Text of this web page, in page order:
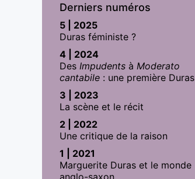
Derniers numéros
5 | 2025
Duras féministe ?
4 | 2024
Des Impudents à Moderato
cantabile : une première Duras
3 | 2023
La scène et le récit
2 | 2022
Une critique de la raison
1 | 2021
Marguerite Duras et le monde
anglo-saxon